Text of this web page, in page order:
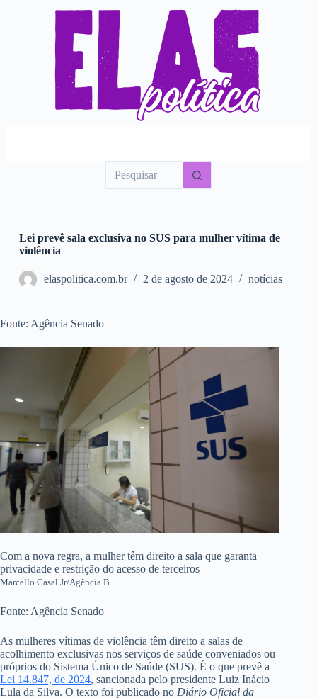
Lei prevê sala exclusiva no SUS para mulher vítima de
violência
elaspolitica.com.br 2 de agosto de 2024 notícias
Fonte: Agência Senado
Com a nova regra, a mulher têm direito a sala que garanta
privacidade e restrição do acesso de terceiros
Marcello Casal Jr/Agência B
Fonte: Agência Senado
As mulheres vítimas de violência têm direito a salas de
acolhimento exclusivas nos serviços de saúde conveniados ou
próprios do Sistema Único de Saúde (SUS). É o que prevê a
Lei 14.847, de 2024, sancionada pelo presidente Luiz Inácio
Lula da Silva. O texto foi publicado no Diário Oficial da